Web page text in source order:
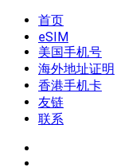
Skip
content
我是王掌柜
新闻酸菜馆|极客电台|
首页
eSIM
美国手机号
海外地址证明
香港手机卡
友链
联系